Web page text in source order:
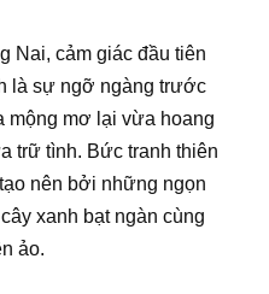
Nai, cảm giác đầu tiên
là sự ngỡ ngàng trước
mộng mơ lại vừa hoang
trữ tình. Bức tranh thiên
nên bởi những ngọn
xanh bạt ngàn cùng
ảo.